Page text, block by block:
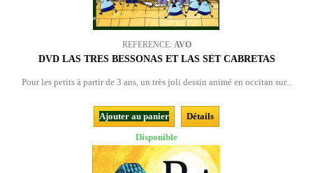
REFERENCE: AVO
DVD LAS TRES BESSONAS ET LAS SÈT CABRETAS
Pour les petits à partir de 3 ans, un très joli dessin animé en occitan sur...
Ajouter au panier
Détails
Disponible